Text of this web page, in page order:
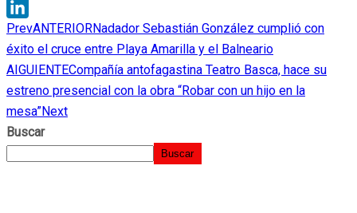
WhatsApp
LinkedIn
PrevANTERIORNadador Sebastián González cumplió con
éxito el cruce entre Playa Amarilla y el Balneario
AIGUIENTECompañía antofagastina Teatro Basca, hace su
estreno presencial con la obra “Robar con un hijo en la
mesa”Next
Buscar
Buscar